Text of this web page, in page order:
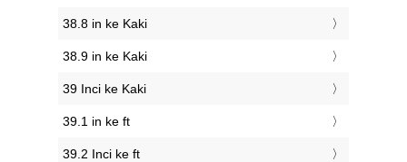
38.8 in ke Kaki
38.9 in ke Kaki
39 Inci ke Kaki
39.1 in ke ft
39.2 Inci ke ft